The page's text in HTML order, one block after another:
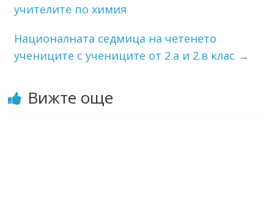
учителите по химия
Националната седмица на четенето
учениците с учениците от 2.а и 2.в клас →
Вижте още